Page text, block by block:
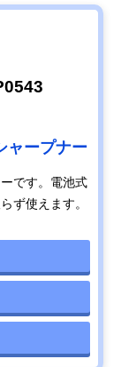
ャープナー
です。電池式
ず使えます。